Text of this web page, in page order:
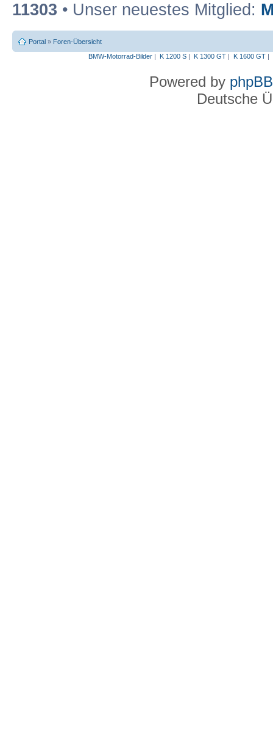
11303 • Unser neuestes Mitglied:
Portal » Foren-Übersicht
BMW-Motorrad-Bilder| K 1200 S| K 1300 GT| K 1600 GT|
Powered by phpBB
Deutsche